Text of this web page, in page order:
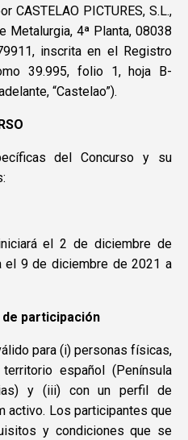
CASTELAO PICTURES, S.L.,
Metalurgia, 4ª Planta, 08038
inscrita en el Registro
39.995, folio 1, hoja B-
“Castelao”).
del Concurso y su
el 2 de diciembre de
el 9 de diciembre de 2021 a
participación
para (i) personas físicas,
español (Península
y (iii) con un perfil de
activo. Los participantes que
y condiciones que se